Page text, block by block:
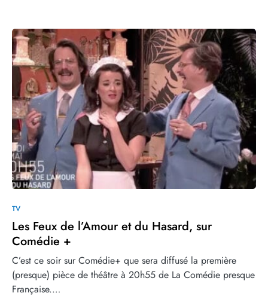
TV
Les Feux de l’Amour et du Hasard, sur
Comédie +
C’est ce soir sur Comédie+ que sera diffusé la première
(presque) pièce de théâtre à 20h55 de La Comédie presque
Française.…